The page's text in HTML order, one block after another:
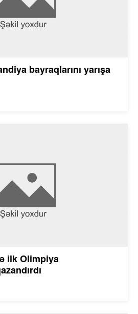
bayraqlarını yarışa
ilk Olimpiya